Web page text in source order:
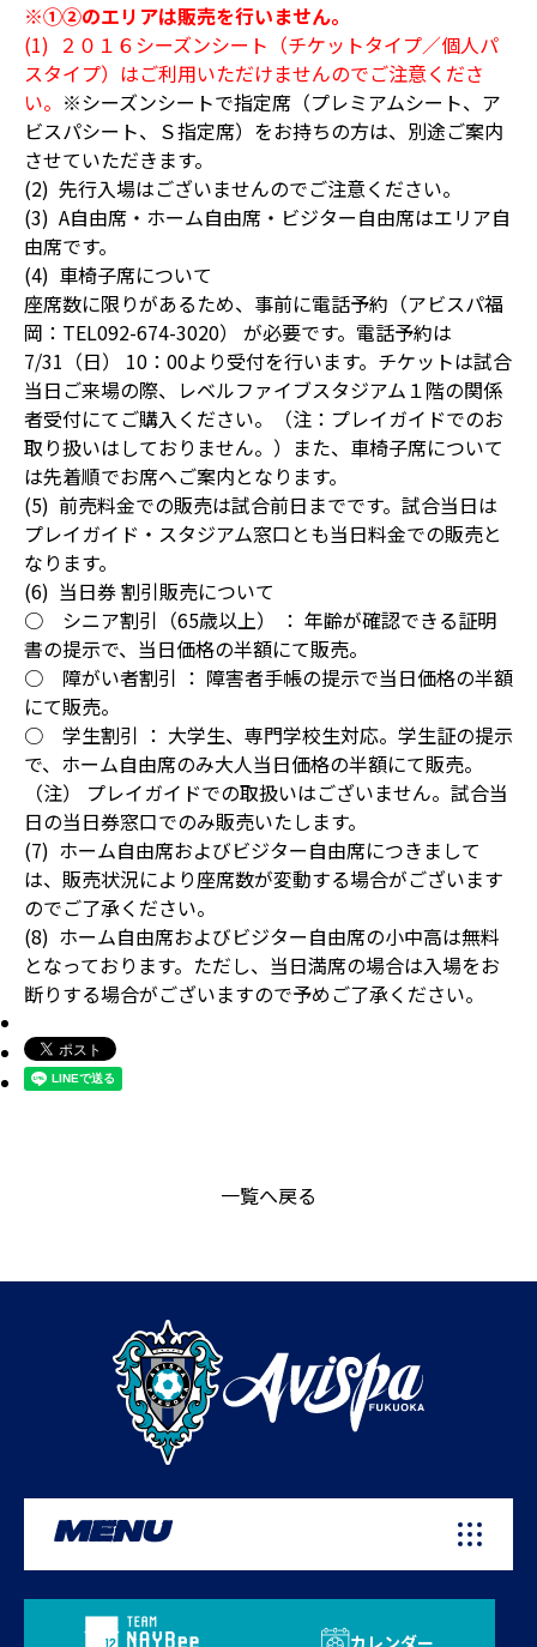
※①②のエリアは販売を行いません。
(1) ２０１６シーズンシート（チケットタイプ／個人パ
スタイプ）はご利用いただけませんのでご注意くださ
い。 ※シーズンシートで指定席（プレミアムシート、ア
ビスパシート、Ｓ指定席）をお持ちの方は、別途ご案内
させていただきます。
(2) 先行入場はございませんのでご注意ください。
(3) A自由席・ホーム自由席・ビジター自由席はエリア自
由席です。
(4) 車椅子席について
座席数に限りがあるため、事前に電話予約（アビスパ福
岡：TEL092-674-3020） が必要です。電話予約は
7/31（日） 10：00より受付を行います。チケットは試合
当日ご来場の際、レベルファイブスタジアム１階の関係
者受付にてご購入ください。（注：プレイガイドでのお
取り扱いはしておりません。）また、車椅子席について
は先着順でお席へご案内となります。
(5) 前売料金での販売は試合前日までです。試合当日は
プレイガイド・スタジアム窓口とも当日料金での販売と
なります。
(6) 当日券 割引販売について
○ シニア割引（65歳以上） ： 年齢が確認できる証明
書の提示で、当日価格の半額にて販売。
○ 障がい者割引 ： 障害者手帳の提示で当日価格の半額
にて販売。
○ 学生割引 ： 大学生、専門学校生対応。学生証の提示
で、ホーム自由席のみ大人当日価格の半額にて販売。
（注） プレイガイドでの取扱いはございません。試合当
日の当日券窓口でのみ販売いたします。
(7) ホーム自由席およびビジター自由席につきまして
は、販売状況により座席数が変動する場合がございます
のでご了承ください。
(8) ホーム自由席およびビジター自由席の小中高は無料
となっております。ただし、当日満席の場合は入場をお
断りする場合がございますので予めご了承ください。
一覧へ戻る
MENU
カレンダー